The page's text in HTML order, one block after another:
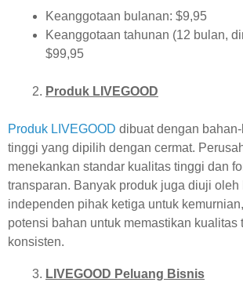
Keanggotaan bulanan: $9,95
Keanggotaan tahunan (12 bulan,
$99,95
Produk LIVEGOOD
Produk LIVEGOOD dibuat dengan
tinggi yang dipilih dengan cermat.
menekankan standar kualitas tinggi dan
transparan. Banyak produk juga diuji oleh
independen pihak ketiga untuk
potensi bahan untuk memastikan kualitas
konsisten.
LIVEGOOD Peluang Bisnis